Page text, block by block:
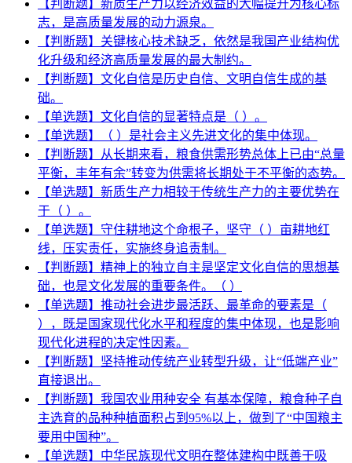
【判断题】新质生产力以经济效益的大幅提升为核心标
志，是高质量发展的动力源泉。
【判断题】关键核心技术缺乏，依然是我国产业结构优
化升级和经济高质量发展的最大制约。
【判断题】文化自信是历史自信、文明自信生成的基
础。
【单选题】文化自信的显著特点是（ ）。
【单选题】（ ）是社会主义先进文化的集中体现。
【判断题】从长期来看，粮食供需形势总体上已由“总量
平衡，丰年有余”转变为供需将长期处于不平衡的态势。
【单选题】新质生产力相较于传统生产力的主要优势在
于（ ）。
【单选题】守住耕地这个命根子，坚守（ ）亩耕地红
线，压实责任，实施终身追责制。
【判断题】精神上的独立自主是坚定文化自信的思想基
础，也是文化发展的重要条件。（ ）
【单选题】推动社会进步最活跃、最革命的要素是（
），既是国家现代化水平和程度的集中体现，也是影响
现代化进程的决定性因素。
【判断题】坚持推动传统产业转型升级，让“低端产业”
直接退出。
【判断题】我国农业用种安全 有基本保障，粮食种子自
主选育的品种种植面积占到95%以上，做到了“中国粮主
要用中国种”。
【单选题】中华民族现代文明在整体建构中既善于吸